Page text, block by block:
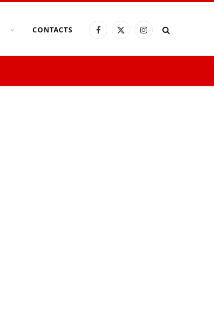
CONTACTS Facebook
X
Instagram